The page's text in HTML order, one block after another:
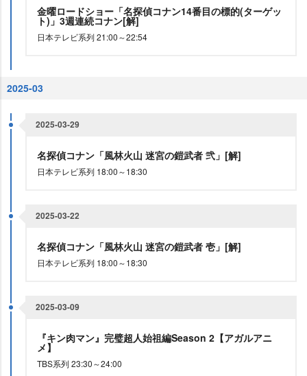
金曜ロードショー「名探偵コナン14番目の標的(ターゲッ
ト)」3週連続コナン[解]
日本テレビ系列 21:00～22:54
2025-03
2025-03-29
名探偵コナン「風林火山 迷宮の鎧武者 弐」[解]
日本テレビ系列 18:00～18:30
2025-03-22
名探偵コナン「風林火山 迷宮の鎧武者 壱」[解]
日本テレビ系列 18:00～18:30
2025-03-09
『キン肉マン』完璧超人始祖編Season 2【アガルアニ
メ】
TBS系列 23:30～24:00